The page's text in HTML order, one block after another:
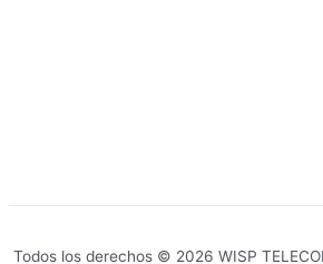
Todos los derechos © 2026 WISP